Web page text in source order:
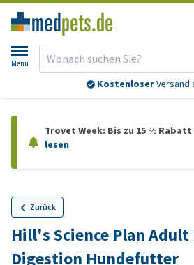
Menu
KostenloserVersand
Trovet Week: Bis zu 15 %
lesen
Zurück
Hill's Science Plan
Digestion Hundefutter